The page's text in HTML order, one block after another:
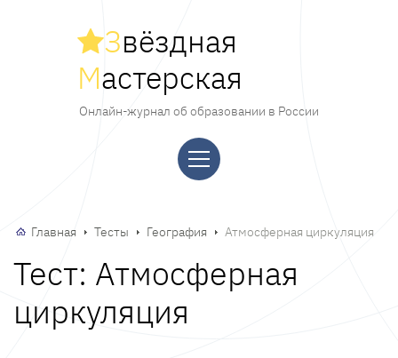
Звёздная
Мастерская
Онлайн-журнал об образовании в России
Главная Тесты География Атмосферная циркуляция
Тест: Атмосферная
циркуляция